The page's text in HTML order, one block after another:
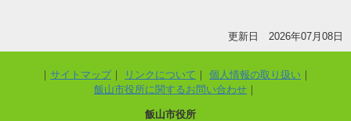
更新日 2026年07月08日
サイトマップ リンクについて
個人情報の取り扱い
飯山市役所に関するお問い合わせ
飯山市役所